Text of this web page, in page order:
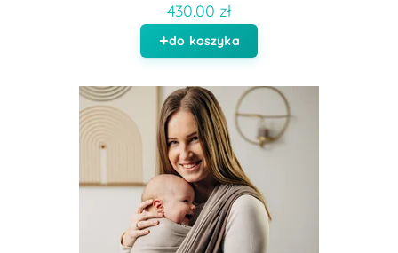
430.00 zł
do koszyka